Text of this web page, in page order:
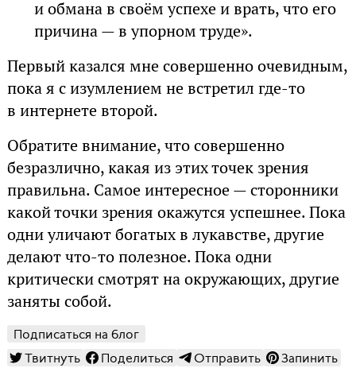
и обмана в своём успехе и врать, что его
причина — в упорном труде».
Первый казался мне совершенно очевидным,
пока я с изумлением не встретил где-то
в интернете второй.
Обратите внимание, что совершенно
безразлично, какая из этих точек зрения
правильна. Самое интересное — сторонники
какой точки зрения окажутся успешнее. Пока
одни уличают богатых в лукавстве, другие
делают что-то полезное. Пока одни
критически смотрят на окружающих, другие
заняты собой.
Подписаться на блог
Твитнуть
Поделиться Отправить Запинить